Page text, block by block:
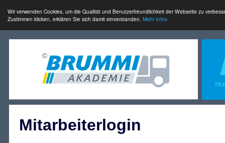
Wir verwenden Cookies, um die Qualität und Benutzerfreundlichkeit der Webseite zu
Zustimmen klicken, erklären Sie sich damit einverstanden. Mehr Infos
Mitarbeiterlogin